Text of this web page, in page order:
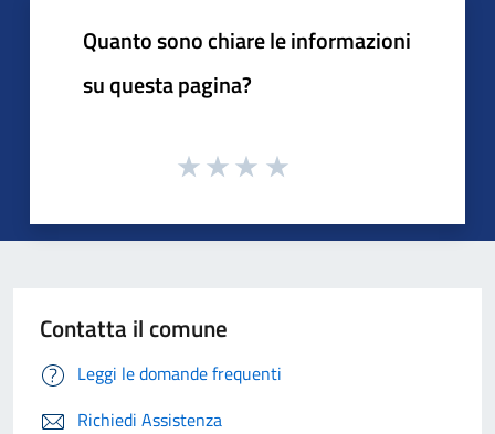
Quanto sono chiare le informazioni
su questa pagina?
Contatta il comune
Leggi le domande frequenti
Richiedi Assistenza